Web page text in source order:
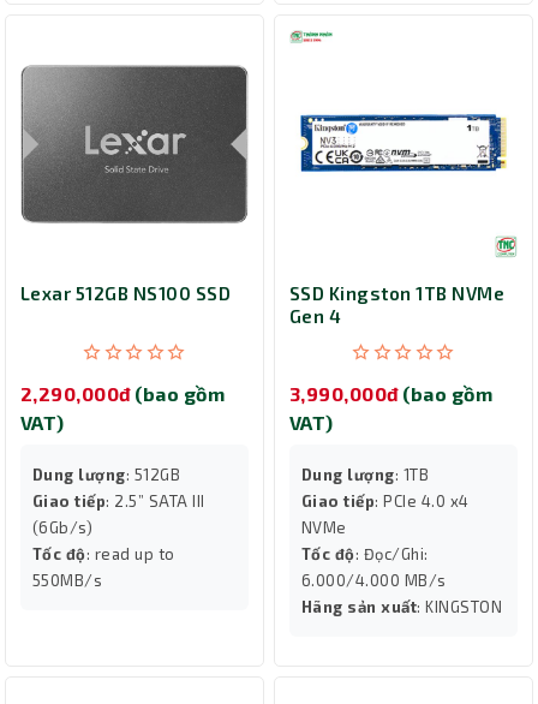
Lexar 512GB NS100 SSD
2,290,000đ (bao gồm
VAT)
Dung lượng: 512GB
Giao tiếp: 2.5” SATA III
(6Gb/s)
Tốc độ: read up to
550MB/s
SSD Kingston 1TB NVMe
Gen 4
3,990,000đ (bao gồm
VAT)
Dung lượng: 1TB
Giao tiếp: PCIe 4.0 x4
NVMe
Tốc độ: Đọc/Ghi:
6.000/4.000 MB/s
Hãng sản xuất: KINGSTON